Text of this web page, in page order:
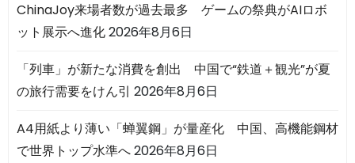
ChinaJoy来場者数が過去最多 ゲームの祭典がAIロボ
ット展示へ進化2026年8月6日
「列車」が新たな消費を創出 中国で“鉄道＋観光”が夏
の旅行需要をけん引 2026年8月6日
A4用紙より薄い「蝉翼鋼」が量産化 中国、高機能鋼材
で世界トップ水準へ2026年8月6日